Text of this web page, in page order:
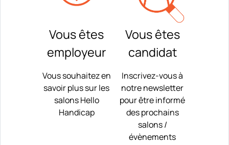
Vous êtes
employeur
Vous êtes
candidat
Vous souhaitez en
savoir plus sur les
salons Hello
Handicap
Inscrivez-vous à
notre newsletter
pour être informé
des prochains
salons /
évènements